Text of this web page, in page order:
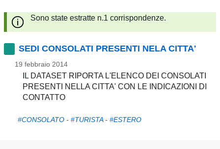
Report
pubblicazioni
Archivio
Documenti
Sono state estratte n.1 corrispondenze.
SEDI CONSOLATI PRESENTI NELA CITTA'
19 febbraio 2014
IL DATASET RIPORTA L'ELENCO DEI CONSOLATI
PRESENTI NELLA CITTA' CON LE INDICAZIONI DI
CONTATTO
#CONSOLATO- #TURISTA- #ESTERO